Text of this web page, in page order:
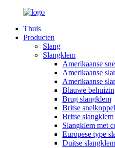
Thuis
Producten
Slang
Slangklem
Amerikaanse
Amerikaanse
Amerikaanse
Blauwe
Brug slangklem
Britse
Britse slangklem
Slangklem met
Europese type
Duitse slangklem